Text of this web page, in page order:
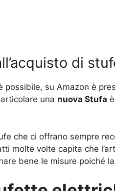
di
possibile, su Amazon è
una nuova Stufa
che ci offrano sempre
molte volte capita che
bene le misure poiché